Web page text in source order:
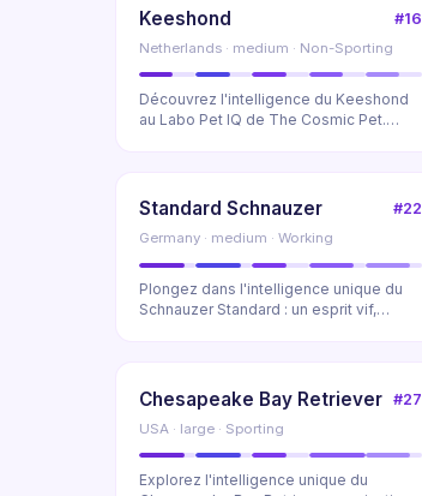
Keeshond #16
Netherlands · medium · Non-Sporting
Découvrez l'intelligence du Keeshond
au Labo Pet IQ de The Cosmic Pet.
Standard Schnauzer #22
Germany · medium · Working
Plongez dans l'intelligence unique du
Schnauzer Standard : un esprit vif,
Chesapeake Bay Retriever #27
USA · large · Sporting
Explorez l'intelligence unique du